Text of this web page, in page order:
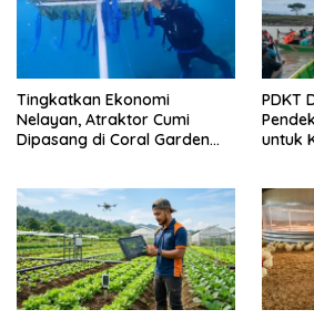
Tingkatkan Ekonomi
Nelayan, Atraktor Cumi
Dipasang di Coral Garden
PDKT
untuk